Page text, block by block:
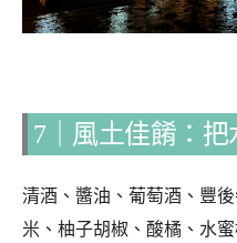
7｜風土佳餚：把
清酒、醬油、葡萄酒、豐
米、柚子胡椒、酸橘、水